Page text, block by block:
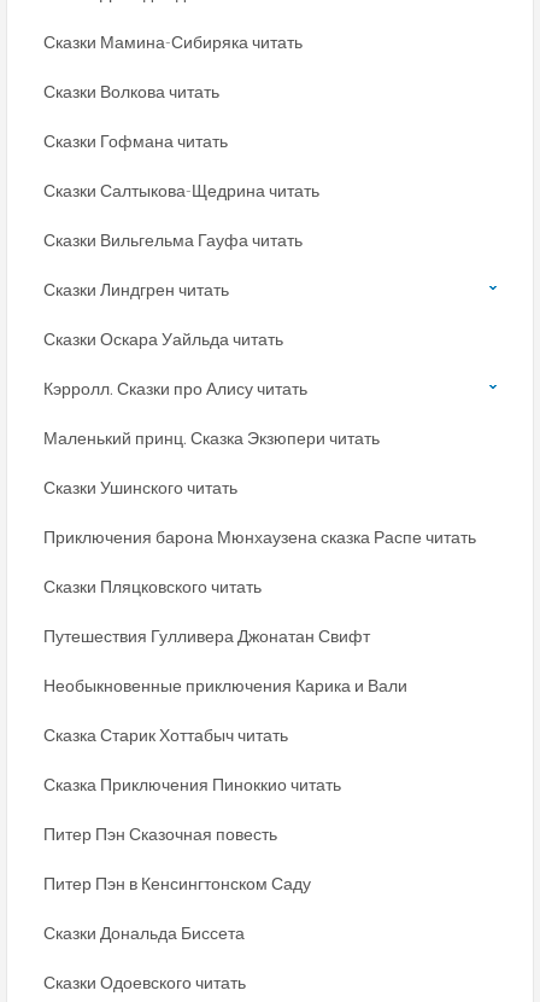
Сказки Мамина-Сибиряка читать
Сказки Волкова читать
Сказки Гофмана читать
Сказки Салтыкова-Щедрина читать
Сказки Вильгельма Гауфа читать
Сказки Линдгрен читать
Сказки Оскара Уайльда читать
Кэрролл. Сказки про Алису читать
Маленький принц. Сказка Экзюпери читать
Сказки Ушинского читать
Приключения барона Мюнхаузена сказка Распе читать
Сказки Пляцковского читать
Путешествия Гулливера Джонатан Свифт
Необыкновенные приключения Карика и Вали
Сказка Старик Хоттабыч читать
Сказка Приключения Пиноккио читать
Питер Пэн Сказочная повесть
Питер Пэн в Кенсингтонском Саду
Сказки Дональда Биссета
Сказки Одоевского читать